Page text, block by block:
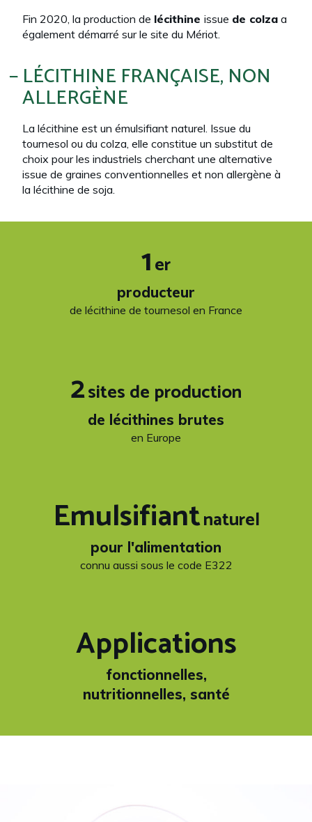
Fin 2020, la production de lécithine issue de colza a
également démarré sur le site du Mériot.
LÉCITHINE FRANÇAISE, NON
ALLERGÈNE
La lécithine est un émulsifiant naturel. Issue du
tournesol ou du colza, elle constitue un substitut de
choix pour les industriels cherchant une alternative
issue de graines conventionnelles et non allergène à
la lécithine de soja.​
1er
producteur
de lécithine de tournesol en France
2sites de production
de lécithines brutes
en Europe
Emulsifiantnaturel
pour l'alimentation
connu aussi sous le code E322
Applications
fonctionnelles,
nutritionnelles, santé